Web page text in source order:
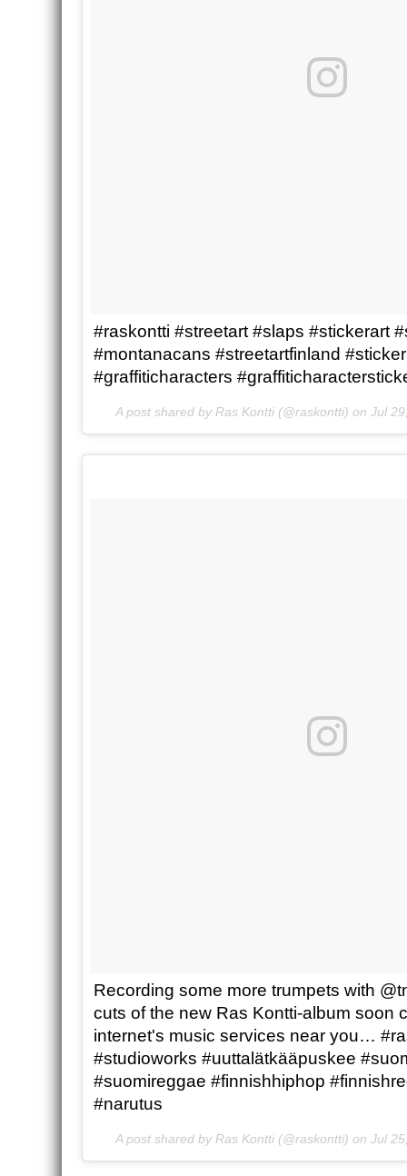
#raskontti #streetart #slaps #stickerart
#montanacans #streetartfinland
#graffiticharacters
A post shared by Ras Kontti (@raskontti) on Jul
Recording some more trumpets with
cuts of the new Ras Kontti-album soon
internet's music services near you…
#studioworks #uuttalätkääpuskee
#suomireggae #finnishhiphop
#narutus
A post shared by Ras Kontti (@raskontti) on Jul